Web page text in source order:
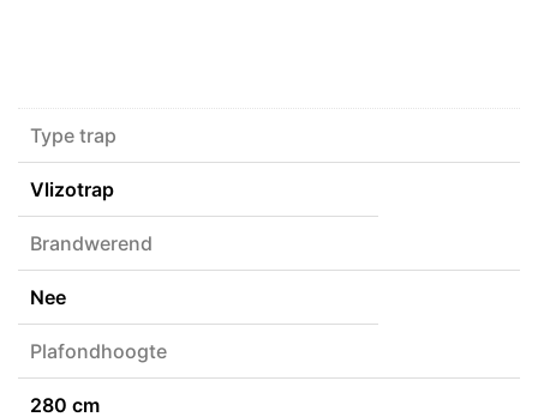
Type trap
Vlizotrap
Brandwerend
Nee
Plafondhoogte
280 cm